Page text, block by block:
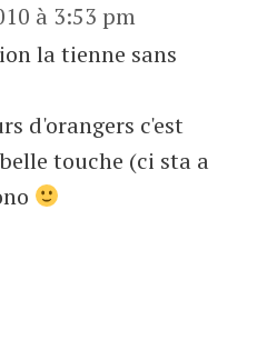
à 3:53 pm
la tienne sans
d'orangers c'est
touche (ci sta a